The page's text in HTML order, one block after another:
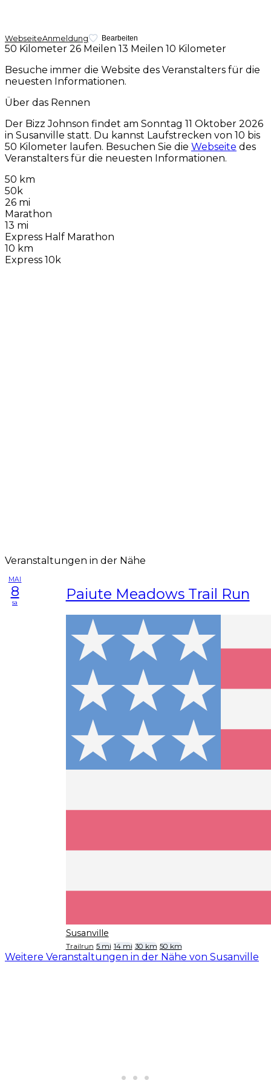
WebseiteAnmeldung Bearbeiten
50 Kilometer 26 Meilen 13 Meilen 10 Kilometer
Besuche immer die Website des Veranstalters für die
neuesten Informationen.
Über das Rennen
Der Bizz Johnson findet am Sonntag 11 Oktober 2026
in Susanville statt. Du kannst Laufstrecken von 10 bis
50 Kilometer laufen. Besuchen Sie die Webseite des
Veranstalters für die neuesten Informationen.
50 km
50k
26 mi
Marathon
13 mi
Express Half Marathon
10 km
Express 10k
Veranstaltungen in der Nähe
MAI
8
sa Paiute Meadows Trail Run
Susanville
Trailrun 5 mi 14 mi 30 km 50 km
Weitere Veranstaltungen in der Nähe von Susanville